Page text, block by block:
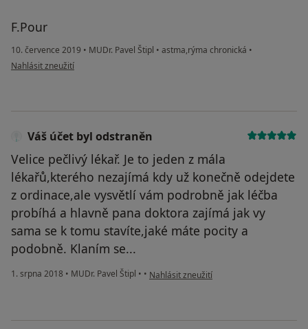
F.Pour
10. července 2019 • MUDr. Pavel Štipl • astma,rýma chronická •
podle názoru uživatele Váš účet byl odstraněn
Nahlásit zneužití
Váš účet byl odstraněn
Velice pečlivý lékař. Je to jeden z mála
lékařů,kterého nezajímá kdy už konečně odejdete
z ordinace,ale vysvětlí vám podrobně jak léčba
probíhá a hlavně pana doktora zajímá jak vy
sama se k tomu stavíte,jaké máte pocity a
podobně. Klaním se...
1. srpna 2018 • MUDr. Pavel Štipl • • podle názoru uživatele Váš účet byl
Nahlásit zneužití